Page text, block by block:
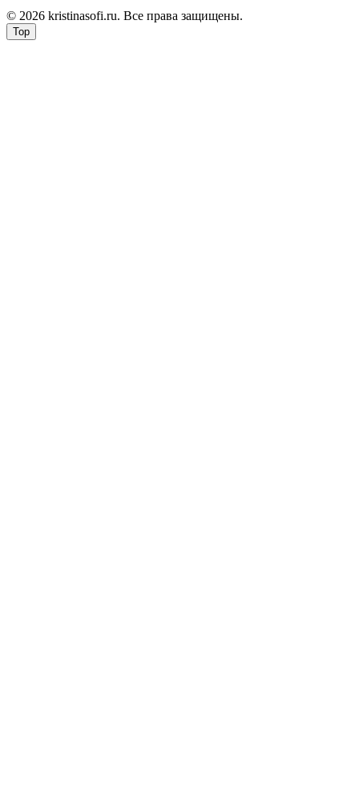
© 2026 kristinasofi.ru. Все права защищены.
Top